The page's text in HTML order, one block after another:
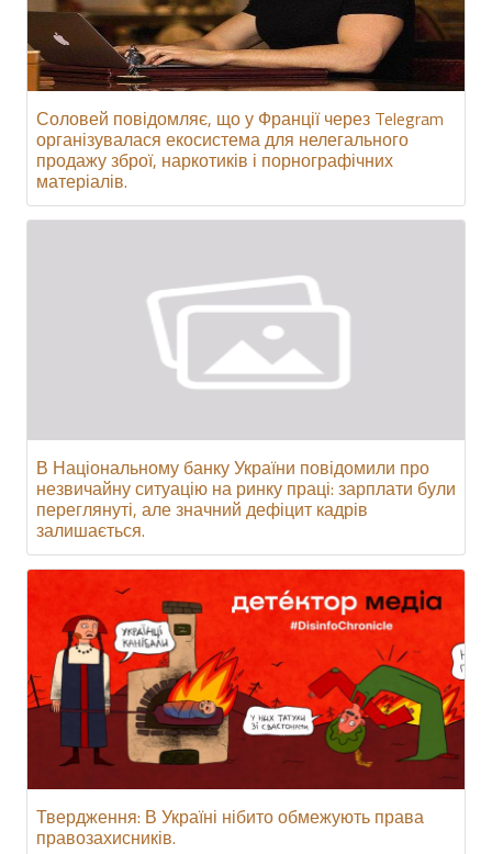
Соловей повідомляє, що у Франції через Telegram
організувалася екосистема для нелегального
продажу зброї, наркотиків і порнографічних
матеріалів.
В Національному банку України повідомили про
незвичайну ситуацію на ринку праці: зарплати були
переглянуті, але значний дефіцит кадрів
залишається.
Твердження: В Україні нібито обмежують права
правозахисників.